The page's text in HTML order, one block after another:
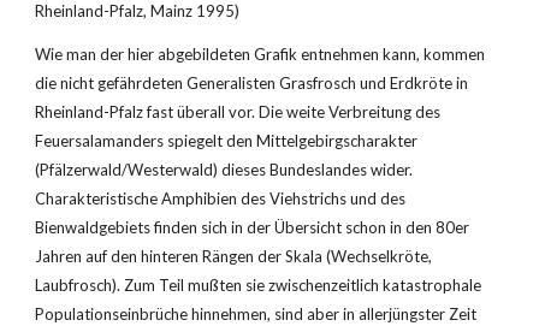
Rheinland-Pfalz, Mainz 1995)
Wie man der hier abgebildeten Grafik entnehmen kann, kommen
die nicht gefährdeten Generalisten Grasfrosch und Erdkröte in
Rheinland-Pfalz fast überall vor. Die weite Verbreitung des
Feuersalamanders spiegelt den Mittelgebirgscharakter
(Pfälzerwald/Westerwald) dieses Bundeslandes wider.
Charakteristische Amphibien des Viehstrichs und des
Bienwaldgebiets finden sich in der Übersicht schon in den 80er
Jahren auf den hinteren Rängen der Skala (Wechselkröte,
Laubfrosch). Zum Teil mußten sie zwischenzeitlich katastrophale
Populationseinbrüche hinnehmen, sind aber in allerjüngster Zeit